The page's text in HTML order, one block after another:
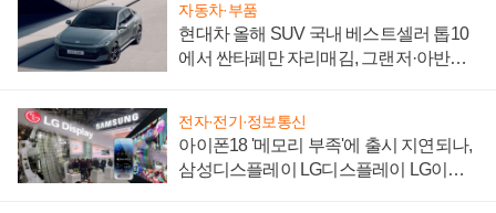
자동차·부품
현대차 올해 SUV 국내 베스트셀러 톱10
에서 싼타페만 자리매김, 그랜저·아반떼
전자·전기·정보통신
아이폰18 '메모리 부족'에 출시 지연되나,
삼성디스플레이 LG디스플레이 LG이노